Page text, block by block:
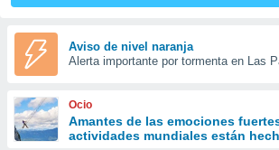
las
y
forma
digital
basada
Aviso de nivel naranja
Alerta importante por tormenta en Las
Ocio
Amantes de las emociones
actividades mundiales están